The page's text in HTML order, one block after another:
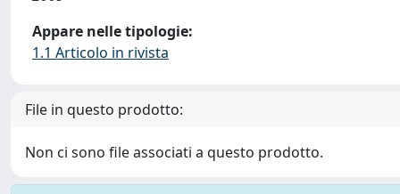
Appare nelle tipologie:
1.1 Articolo in rivista
File in questo prodotto:
Non ci sono file associati a questo prodotto.